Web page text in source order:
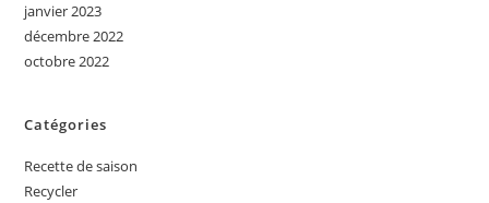
janvier 2023
décembre 2022
octobre 2022
Catégories
Recette de saison
Recycler